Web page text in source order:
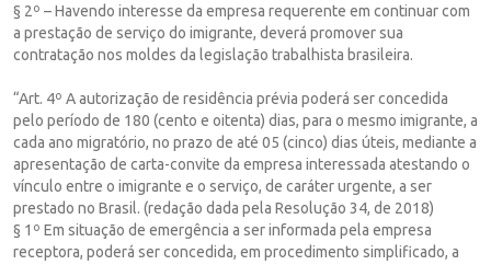
§ 2º – Havendo interesse da empresa requerente em continuar com
a prestação de serviço do imigrante, deverá promover sua
contratação nos moldes da legislação trabalhista brasileira.
“Art. 4º A autorização de residência prévia poderá ser concedida
pelo período de 180 (cento e oitenta) dias, para o mesmo imigrante, a
cada ano migratório, no prazo de até 05 (cinco) dias úteis, mediante a
apresentação de carta-convite da empresa interessada atestando o
vínculo entre o imigrante e o serviço, de caráter urgente, a ser
prestado no Brasil. (redação dada pela Resolução 34, de 2018)
§ 1º Em situação de emergência a ser informada pela empresa
receptora, poderá ser concedida, em procedimento simplificado, a